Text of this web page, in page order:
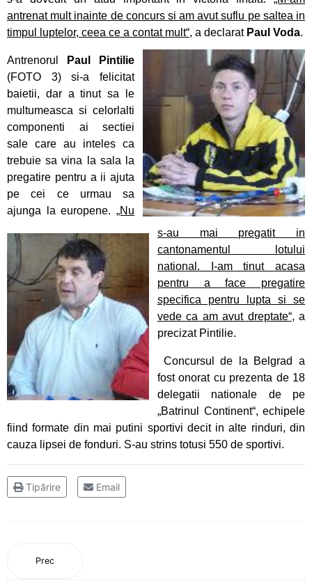
Oaspete din Germania pentru luptătorii
Ceahlăului
Canotorii CS Ceahlăul și LPS Piatra Neamț, pe
podium la Campionatele Naționale ale Juniorilor
Canotajul pietrean, o "uzină de medalii"
Obiectiv realizat pentru canotajul pietrean, la
Varese
Silviu Daniel Munteanu, cel mai bun junior din
țară
Sezon cu rezultate frumoase pentru aruncările
CS Ceahlăului
Adina Fîrțală și Darius Gavriloaia, reprezentanții
CS Ceahlăului în Slovacia
Doi atleți pietreni au adus medalii importante
lotului României
Obiective îndeplinite pentru atleții CS Ceahlăul
și LPS Piatra Neamț
Un titlu continental și o medalie de bronz
Ionuț Măriuța și Gabriel Marcel sunt campioni
antrenat mult inainte de concurs si am avut suflu pe saltea in
timpul luptelor, ceea ce a contat mult“, a declarat Paul Voda.
Antrenorul
Paul Pintilie
(FOTO 3) si-a felicitat
baietii, dar a tinut sa le
multumeasca si celorlalti
componenti ai sectiei
sale care au inteles ca
trebuie sa vina la sala la
pregatire pentru a ii ajuta
pe cei ce urmau sa
ajunga la europene. „Nu
s-au mai pregatit in
cantonamentul lotului
national. I-am tinut acasa
pentru a face pregatire
specifica pentru lupta si se
vede ca am avut dreptate“, a
precizat Pintilie.
Concursul de la Belgrad a
fost onorat cu prezenta de 18
delegatii nationale de pe
„Batrinul Continent“, echipele
fiind formate din mai putini sportivi decit in alte rinduri, din
cauza lipsei de fonduri. S-au strins totusi 550 de sportivi.
Tipărire Email
Prec